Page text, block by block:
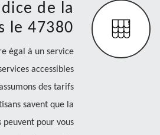
de la
le 47380
égal à un service
accessibles
des tarifs
savent que la
pour vous